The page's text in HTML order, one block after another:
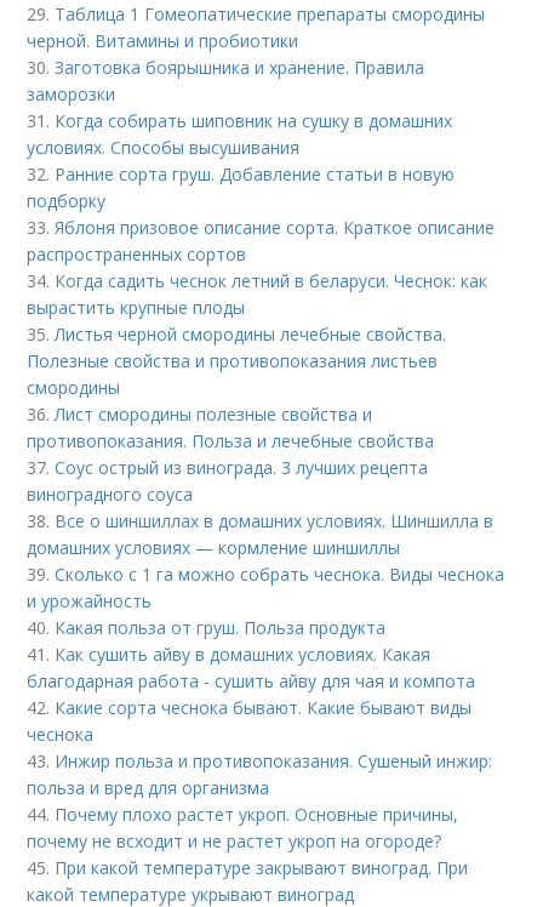
29. Таблица 1 Гомеопатические препараты смородины
черной. Витамины и пробиотики
30.Заготовка боярышника и хранение. Правила
заморозки
31. Когда собирать шиповник на сушку в домашних
условиях. Способы высушивания
32. Ранние сорта груш. Добавление статьи в новую
подборку
33. Яблоня призовое описание сорта. Краткое описание
распространенных сортов
34. Когда садить чеснок летний в беларуси. Чеснок: как
вырастить крупные плоды
35. Листья черной смородины лечебные свойства.
Полезные свойства и противопоказания листьев
смородины
36. Лист смородины полезные свойства и
противопоказания. Польза и лечебные свойства
37.Соус острый из винограда. 3 лучших рецепта
виноградного соуса
38. Все о шиншиллах в домашних условиях. Шиншилла в
домашних условиях — кормление шиншиллы
39.Сколько с 1 га можно собрать чеснока. Виды чеснока
и урожайность
40. Какая польза от груш. Польза продукта
41. Как сушить айву в домашних условиях. Какая
благодарная работа - сушить айву для чая и компота
42. Какие сорта чеснока бывают. Какие бывают виды
чеснока
43. Инжир польза и противопоказания. Сушеный инжир:
польза и вред для организма
44. Почему плохо растет укроп. Основные причины,
почему не всходит и не растет укроп на огороде?
45. При какой температуре закрывают виноград. При
какой температуре укрывают виноград